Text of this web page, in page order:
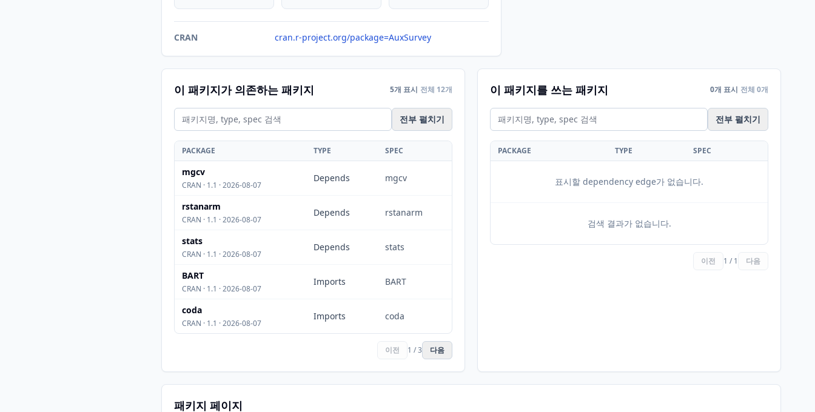
CRAN cran.r-project.org/package=AuxSurvey
이 패키지가 의존하는 패키지 5개 표시 전체 12개
전부 펼치기
PACKAGE TYPE SPEC
mgcv
CRAN · 1.1 · 2026-08-07
Depends mgcv
rstanarm
CRAN · 1.1 · 2026-08-07
Depends rstanarm
stats
CRAN · 1.1 · 2026-08-07
Depends stats
BART
CRAN · 1.1 · 2026-08-07
Imports BART
coda
CRAN · 1.1 · 2026-08-07
Imports coda
이전 1 / 3 다음
이 패키지를 쓰는 패키지 0개 표시 전체 0개
전부 펼치기
PACKAGE TYPE SPEC
표시할 dependency edge가 없습니다.
검색 결과가 없습니다.
이전 1 / 1 다음
패키지 페이지